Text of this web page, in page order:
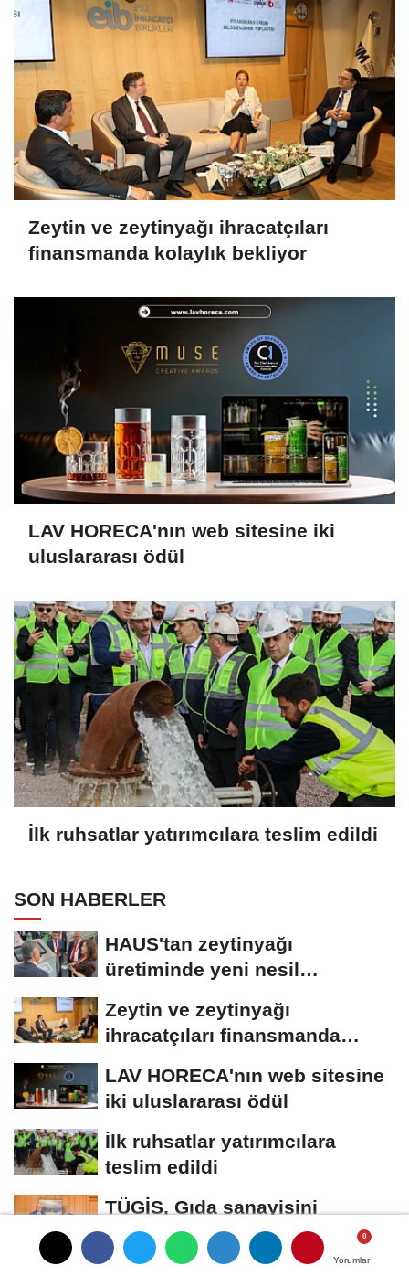
Yorumlar
Yorumlar
Zeytin ve zeytinyağı ihracatçıları
finansmanda kolaylık bekliyor
LAV HORECA'nın web sitesine iki
uluslararası ödül
İlk ruhsatlar yatırımcılara teslim edildi
SON HABERLER
HAUS'tan zeytinyağı
üretiminde yeni nesil
Zeytin ve zeytinyağı
ihracatçıları finansmanda
LAV HORECA'nın web sitesine
iki uluslararası ödül
İlk ruhsatlar yatırımcılara
teslim edildi
TÜGİS, Gıda sanayisini
akademiyle buluşturuyor